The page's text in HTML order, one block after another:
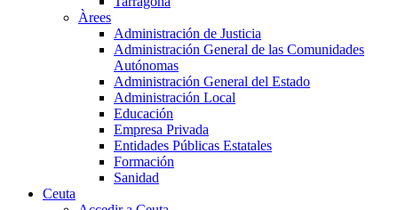
Àrees
Administración de Justicia
Administración General de las Comunidades
Autónomas
Administración General del Estado
Administración Local
Educación
Empresa Privada
Entidades Públicas Estatales
Formación
Sanidad
Ceuta